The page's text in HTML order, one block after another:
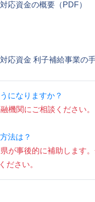
応資金の概要（PDF）
応資金 利子補給事業の
になりますか？
機関にご相談ください
法は？
が事後的に補助します
ださい。